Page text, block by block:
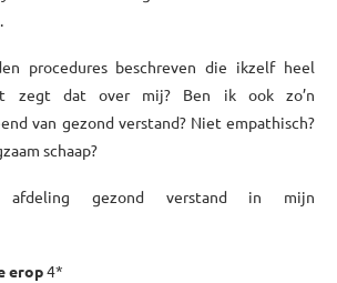
procedures beschreven die ikzelf heel
zegt dat over mij? Ben ik ook zo’n
van gezond verstand? Niet empathisch?
schaap?
gezond verstand in mijn
erop4*